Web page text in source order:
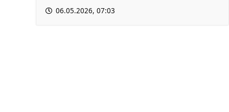
06.05.2026, 07:03